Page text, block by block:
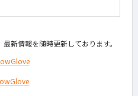
新情報を随時更新しております。